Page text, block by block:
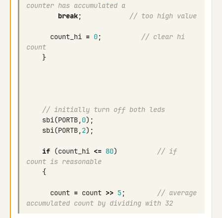
counter has accumulated a
break; // too high value
count_hi = 0;
// clear hi
count
}
// initially turn off both leds
sbi(PORTB, 0);
sbi(PORTB, 2);
if (count_hi <= 80)
// if
count is reasonable
{
count = count >> 5;
// average
accumulated count by dividing with 32